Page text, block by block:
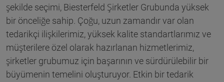
şekilde seçimi, Biesterfeld Şirketler Grubunda yüksek
bir önceliğe sahip. Çoğu, uzun zamandır var olan
tedarikçi ilişkilerimiz, yüksek kalite standartlarımız ve
müşterilere özel olarak hazırlanan hizmetlerimiz,
şirketler grubumuz için başarının ve sürdürülebilir bir
büyümenin temelini oluşturuyor. Etkin bir tedarik